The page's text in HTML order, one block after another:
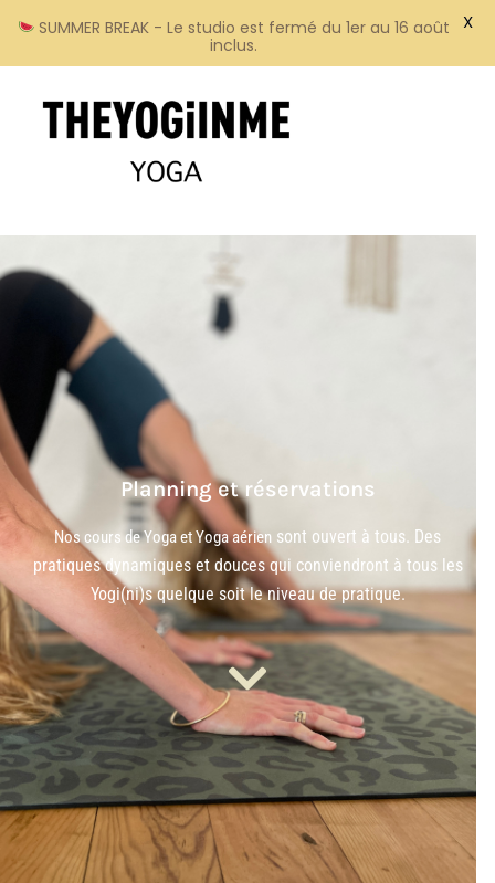
Planning et réservations
Nos cours de Yoga et Yoga aérien sont ouvert à tous. Des
pratiques dynamiques et douces qui conviendront à tous les
Yogi(ni)s quelque soit le niveau de pratique.
SUMMER BREAK - Le studio est fermé du 1er au 16 août
inclus.
X